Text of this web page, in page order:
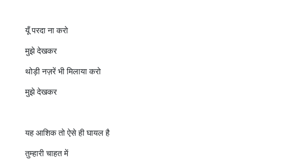
यूँ परदा ना करो
मुझे देखकर
थोड़ी नज़रें भी मिलाया करो
मुझे देखकर
यह आशिक तो ऐसे ही घायल है
तुम्हारी चाहत में